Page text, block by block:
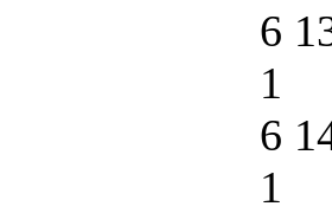
6
1
6
1